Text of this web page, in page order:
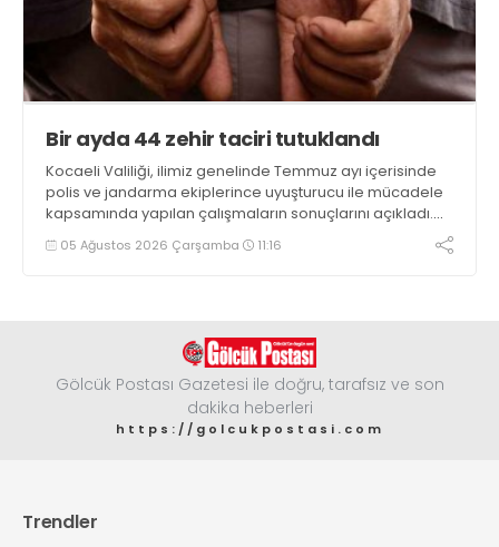
Bir ayda 44 zehir taciri tutuklandı
Kocaeli Valiliği, ilimiz genelinde Temmuz ayı içerisinde
polis ve jandarma ekiplerince uyuşturucu ile mücadele
kapsamında yapılan çalışmaların sonuçlarını açıkladı.
Çalışmalar sonucunda uyuşturucu ve uyarıcı madde
kullanan, ticaretini ve sevkiyatını yapan 44 şahıs
05 Ağustos 2026 Çarşamba 11:16
Gölcük Postası Gazetesi ile doğru, tarafsız ve son
dakika heberleri
https://golcukpostasi.com
Trendler